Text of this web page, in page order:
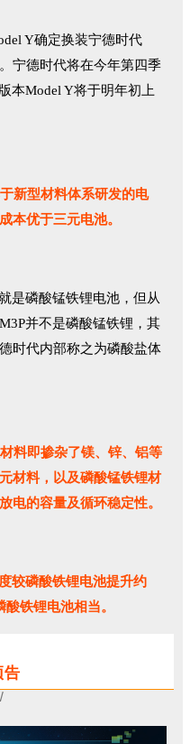
Y确定换装宁德时代
宁德时代将在今年第四季
本Model Y将于明年初上
新型材料体系研发的电
本优于三元电池。
是磷酸锰铁锂电池，但从
并不是磷酸锰铁锂，其
时代内部称之为磷酸盐体
料即掺杂了镁、锌、铝等
材料，以及磷酸锰铁锂材
电的容量及循环稳定性。
较磷酸铁锂电池提升约
铁锂电池相当。
告